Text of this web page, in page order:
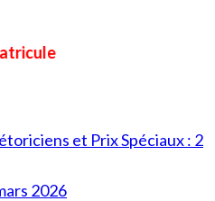
et Prix Spéciaux : 2
2026